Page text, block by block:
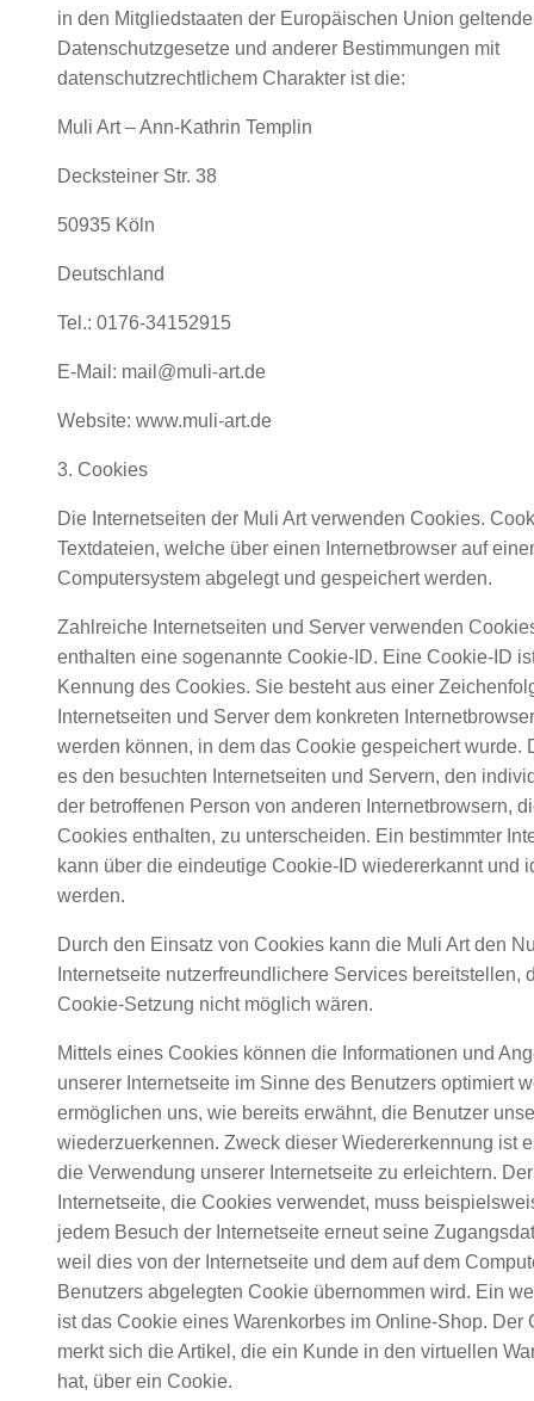
in den Mitgliedstaaten der Europäischen Union
Datenschutzgesetze und anderer Bestimmungen mit
datenschutzrechtlichem Charakter ist die:
Muli Art – Ann-Kathrin Templin
Decksteiner Str. 38
50935 Köln
Deutschland
Tel.: 0176-34152915
E-Mail: mail@muli-art.de
Website: www.muli-art.de
3. Cookies
Die Internetseiten der Muli Art verwenden Cookies.
Textdateien, welche über einen Internetbrowser auf
Computersystem abgelegt und gespeichert werden.
Zahlreiche Internetseiten und Server verwenden
enthalten eine sogenannte Cookie-ID. Eine Cookie-ID
Kennung des Cookies. Sie besteht aus einer
Internetseiten und Server dem konkreten
werden können, in dem das Cookie gespeichert wurde.
es den besuchten Internetseiten und Servern, den
der betroffenen Person von anderen Internetbrowsern,
Cookies enthalten, zu unterscheiden. Ein bestimmter
kann über die eindeutige Cookie-ID wiedererkannt und
werden.
Durch den Einsatz von Cookies kann die Muli Art den
Internetseite nutzerfreundlichere Services bereitstellen,
Cookie-Setzung nicht möglich wären.
Mittels eines Cookies können die Informationen und
unserer Internetseite im Sinne des Benutzers optimiert
ermöglichen uns, wie bereits erwähnt, die Benutzer
wiederzuerkennen. Zweck dieser Wiedererkennung ist
die Verwendung unserer Internetseite zu erleichtern.
Internetseite, die Cookies verwendet, muss
jedem Besuch der Internetseite erneut seine
weil dies von der Internetseite und dem auf dem
Benutzers abgelegten Cookie übernommen wird. Ein
ist das Cookie eines Warenkorbes im Online-Shop. Der
merkt sich die Artikel, die ein Kunde in den virtuellen
hat, über ein Cookie.